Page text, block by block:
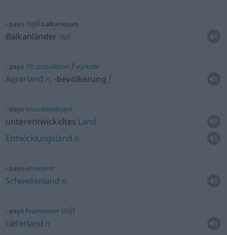
paysmpl balkaniques
Balkanländer npl
paysm, population f agricole
Agrarland n, -bevölkerung f
pays sous-développé
unterentwickeltes Land
Entwicklungsland n
pays émergent
Schwellenland n
paysfournisseuradjt
Lieferland n